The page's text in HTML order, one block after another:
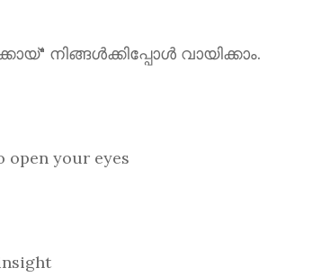
വായിക്കാം.
your eyes